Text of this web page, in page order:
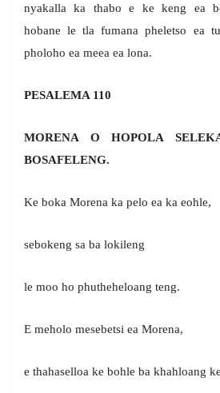
nyakalla ka thabo e ke keng ea
hobane le tla fumana pheletso ea
pholoho ea meea ea lona.
PESALEMA 110
MORENA O HOPOLA
BOSAFELENG.
Ke boka Morena ka pelo ea ka eohle,
sebokeng sa ba lokileng
le moo ho phutheheloang teng.
E meholo mesebetsi ea Morena,
e thahaselloa ke bohle ba khahloang